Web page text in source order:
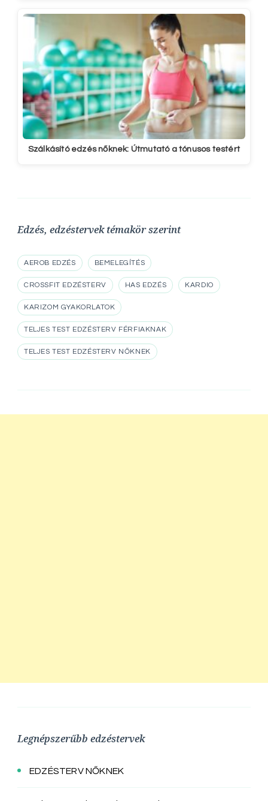
Szálkásító edzés nőknek: Útmutató a tónusos testért
Edzés, edzéstervek témakör szerint
AEROB EDZÉS BEMELEGÍTÉS
CROSSFIT EDZÉSTERV HAS EDZÉS KARDIO
KARIZOM GYAKORLATOK
TELJES TEST EDZÉSTERV FÉRFIAKNAK
TELJES TEST EDZÉSTERV NŐKNEK
Legnépszerűbb edzéstervek
EDZÉSTERV NŐKNEK